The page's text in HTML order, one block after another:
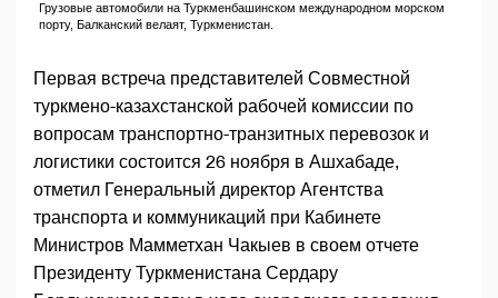
Грузовые автомобили на Туркменбашинском международном морском
порту, Балканский велаят, Туркменистан.
Первая встреча представителей Совместной
туркмено-казахстанской рабочей комиссии по
вопросам транспортно-транзитных перевозок и
логистики состоится 26 ноября в Ашхабаде,
отметил Генеральный директор Агентства
транспорта и коммуникаций при Кабинете
Министров Мамметхан Чакыев в своем отчете
Президенту Туркменистана Сердару